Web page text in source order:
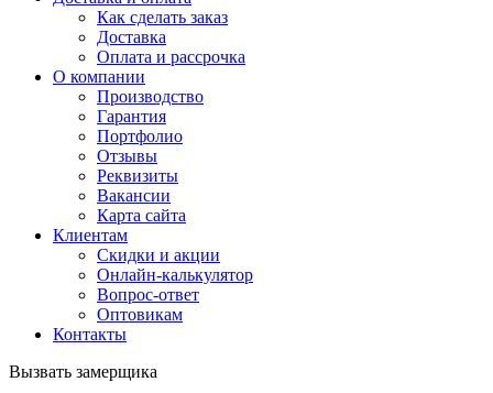
Как сделать заказ
Доставка
Оплата и рассрочка
О компании
Производство
Гарантия
Портфолио
Отзывы
Реквизиты
Вакансии
Карта сайта
Клиентам
Скидки и акции
Онлайн-калькулятор
Вопрос-ответ
Оптовикам
Контакты
Вызвать замерщика